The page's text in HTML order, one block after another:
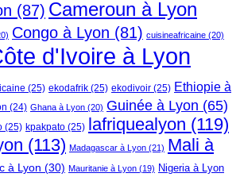
(87) Cameroun à Lyon
Congo à Lyon (81) cuisineafricaine (20)
d'Ivoire à Lyon
(25) ekodafrik (25) ekodivoir (25) Ethiopie à
(24) Ghana à Lyon (20) Guinée à Lyon (65)
(25) kpakpato (25) lafriquealyon (119)
(113) Madagascar à Lyon (21) Mali à
à Lyon (30) Mauritanie à Lyon (19) Nigeria à Lyon